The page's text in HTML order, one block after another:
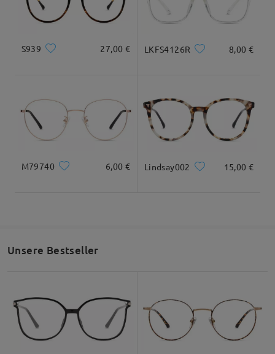
Geliefert
S939 27,00 € LKFS4126R 8,00 €
M79740 6,00 € Lindsay002 15,00 €
Unsere Bestseller